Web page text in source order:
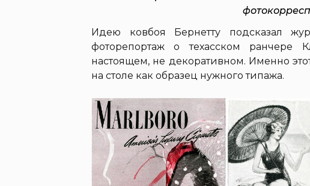
Идею ковбоя Бернетту подсказал
фоторепортаж о техасском
настоящем, не декоративном. Именно
на столе как образец нужного типажа.